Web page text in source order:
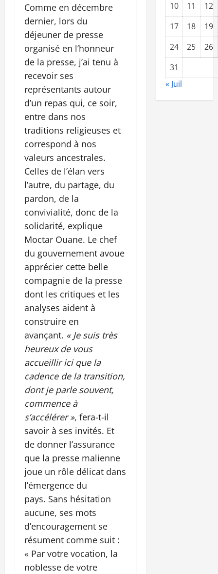
Comme en décembre
dernier, lors du
déjeuner de presse
organisé en l’honneur
de la presse, j’ai tenu à
recevoir ses
représentants autour
d’un repas qui, ce soir,
entre dans nos
traditions religieuses et
correspond à nos
valeurs ancestrales.
Celles de l’élan vers
l’autre, du partage, du
pardon, de la
convivialité, donc de la
solidarité, explique
Moctar Ouane. Le chef
du gouvernement avoue
apprécier cette belle
compagnie de la presse
dont les critiques et les
analyses aident à
construire en
avançant. « Je suis très
heureux de vous
accueillir ici que la
cadence de la transition,
dont je parle souvent,
commence à
s’accélérer », fera-t-il
savoir à ses invités. Et
de donner l’assurance
que la presse malienne
joue un rôle délicat dans
l’émergence du
pays. Sans hésitation
aucune, ses mots
d’encouragement se
résument comme suit :
« Par votre vocation, la
noblesse de votre
10
11
12
17
18
19
24
25
26
31
« Juil